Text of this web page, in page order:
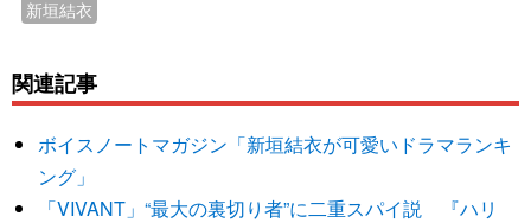
新垣結衣
関連記事
ボイスノートマガジン「新垣結衣が可愛いドラマランキ
ング」
「VIVANT」“最大の裏切り者”に二重スパイ説 『ハリ